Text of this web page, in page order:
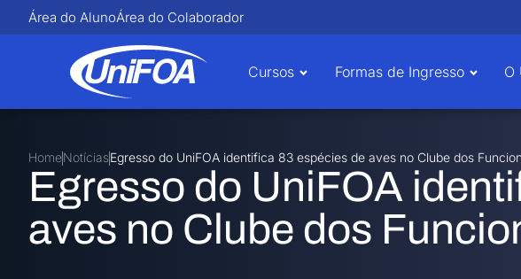
Área do AlunoÁrea do Colaborador
Cursos Formas de Ingresso O
HomeNotíciasEgresso do UniFOA identifica 83 espécies de aves no Clube dos
Egresso do UniFOA
aves no Clube dos